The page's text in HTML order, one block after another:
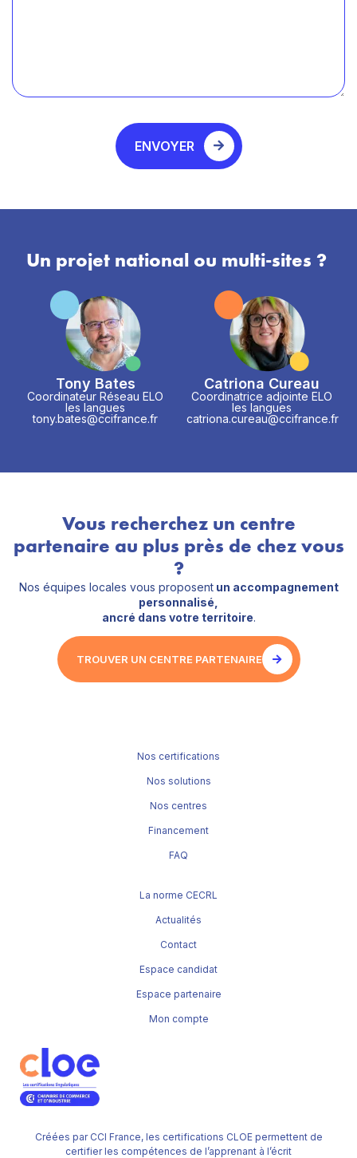
ENVOYER
Un projet national ou multi-sites ?
Tony Bates
Coordinateur Réseau ELO
les langues
tony.bates@ccifrance.fr
Catriona Cureau
Coordinatrice adjointe ELO
les langues
catriona.cureau@ccifrance.fr
Vous recherchez un centre
partenaire au plus près de chez vous
?
Nos équipes locales vous proposentun accompagnement
personnalisé,
ancré dans votre territoire.
TROUVER UN CENTRE PARTENAIRE
Créées par CCI France, les certifications CLOE permettent de
certifier les compétences de l’apprenant à l’écrit
Nos certifications
Nos solutions
Nos centres
Financement
FAQ
La norme CECRL
Actualités
Contact
Espace candidat
Espace partenaire
Mon compte